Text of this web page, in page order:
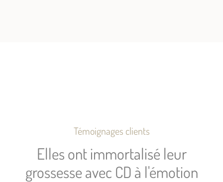
Témoignages clients
Elles ont immortalisé leur
grossesse avec CD à l'émotion